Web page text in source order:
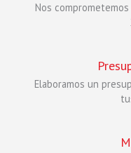
Nos
Elaboramos un